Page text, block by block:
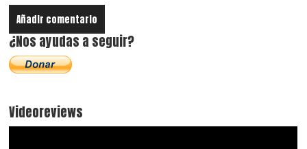
¿Nos ayudas a seguir?
Videoreviews